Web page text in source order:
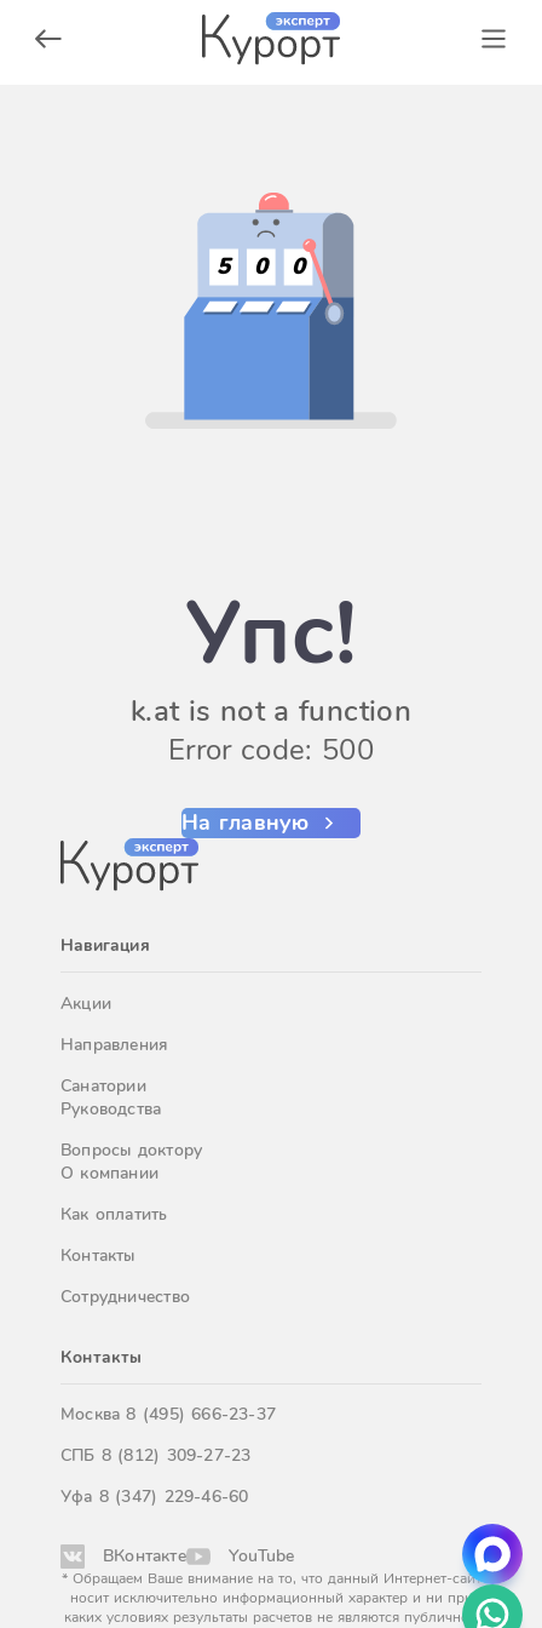
5 0 0
Упс!
k.at is not a function
Error code: 500
На главную
Навигация
Акции
Направления
Санатории
Руководства
Вопросы доктору
О компании
Как оплатить
Контакты
Сотрудничество
Контакты
Москва8 (495) 666-23-37
СПБ 8 (812) 309-27-23
Уфа 8 (347) 229-46-60
ВКонтакте YouTube
* Обращаем Ваше внимание на то, что данный Интернет-сайт
носит исключительно информационный характер и ни при
каких условиях результаты расчетов не являются публичной